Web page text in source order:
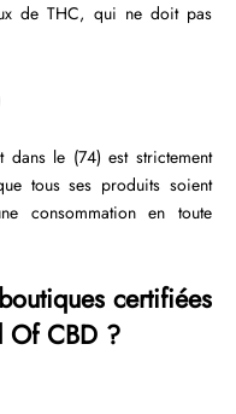
de THC, qui ne doit pas
le (74) est strictement
tous ses produits soient
consommation en toute
certifiées
Of CBD ?